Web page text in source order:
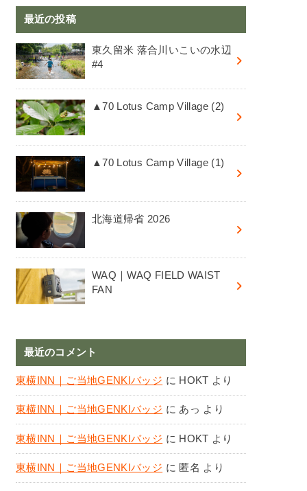
最近の投稿
東久留米 落合川いこいの水辺
#4
▲70 Lotus Camp Village (2)
▲70 Lotus Camp Village (1)
北海道帰省 2026
WAQ｜WAQ FIELD WAIST
FAN
最近のコメント
東横INN｜ご当地GENKIバッジ に HOKT より
東横INN｜ご当地GENKIバッジ に あっ より
東横INN｜ご当地GENKIバッジ に HOKT より
東横INN｜ご当地GENKIバッジ に 匿名 より